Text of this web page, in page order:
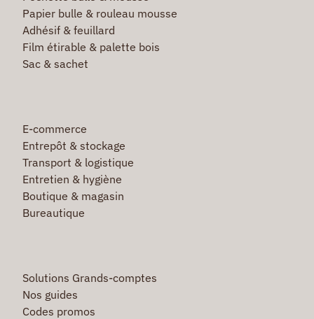
Papier bulle & rouleau mousse
Adhésif & feuillard
Film étirable & palette bois
Sac & sachet
E-commerce
Entrepôt & stockage
Transport & logistique
Entretien & hygiène
Boutique & magasin
Bureautique
Solutions Grands-comptes
Nos guides
Codes promos